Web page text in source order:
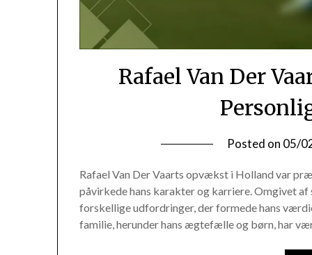
Rafael Van Der
Posted on 05/
Rafael Van Der Vaarts opvækst i Holland var
påvirkede hans karakter og karriere. Omgivet
forskellige udfordringer, der formede hans
familie, herunder hans ægtefælle og børn, har